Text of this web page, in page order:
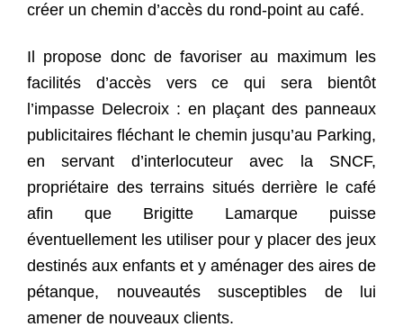
créer un chemin d’accès du rond-point au café.
Il propose donc de favoriser au maximum les
facilités d’accès vers ce qui sera bientôt
l’impasse Delecroix : en plaçant des panneaux
publicitaires fléchant le chemin jusqu’au Parking,
en servant d’interlocuteur avec la SNCF,
propriétaire des terrains situés derrière le café
afin que Brigitte Lamarque puisse
éventuellement les utiliser pour y placer des jeux
destinés aux enfants et y aménager des aires de
pétanque, nouveautés susceptibles de lui
amener de nouveaux clients.